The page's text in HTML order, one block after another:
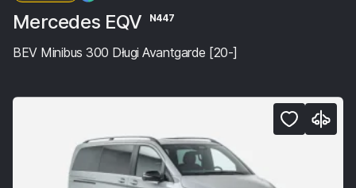
Mercedes EQV N447
BEV Minibus 300 Długi Avantgarde [20-]